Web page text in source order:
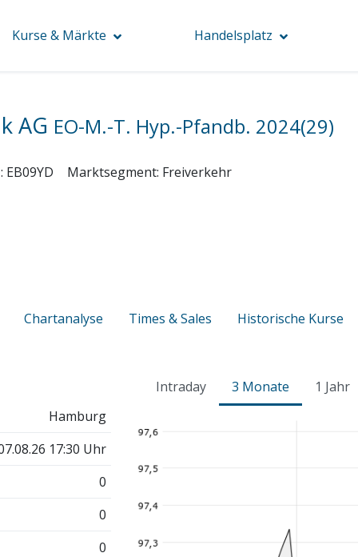
Kurse & Märkte Handelsplatz
AG EO-M.-T. Hyp.-Pfandb. 2024(29)
EB09YD Marktsegment: Freiverkehr
Chartanalyse Times & Sales Historische Kurse
Hamburg
17:30 Uhr
0
0
0
Intraday 3 Monate 1 Jahr